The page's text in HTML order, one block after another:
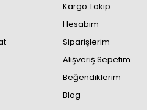
Kargo Takip
Hesabım
Siparişlerim
Alışveriş Sepetim
Beğendiklerim
Blog